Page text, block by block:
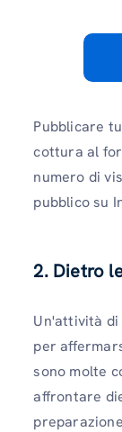
Pubblicare
cottura al
numero di
pubblico su
2. Dietro
Un'attività di
per
sono molte
affrontare